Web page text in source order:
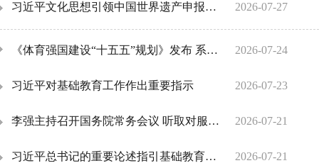
2026-07-27
习近平文化思想引领中国世界遗产申报保护工作壮阔实践
2026-07-24
《体育强国建设“十五五”规划》发布 系统部署体育高质量发展
2026-07-23
习近平对基础教育工作作出重要指示
2026-07-21
李强主持召开国务院常务会议 听取对服务业扩能提质和“六张网”规划建设督查情况汇报等
2026-07-21
习近平总书记的重要论述指引基础教育改革发展开创新局面